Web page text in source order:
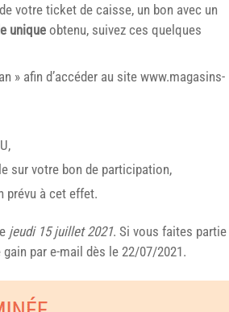
votre ticket de caisse, un bon avec un
unique obtenu, suivez ces quelques
» afin d’accéder au site www.magasins-
sur votre bon de participation,
prévu à cet effet.
jeudi 15 juillet 2021. Si vous faites partie
par e-mail dès le 22/07/2021.